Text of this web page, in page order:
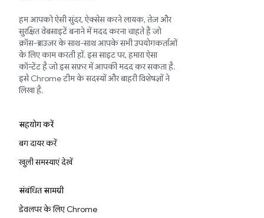
हम आपको ऐसी सुंदर, ऐक्सेस करने लायक, तेज़ और
सुरक्षित वेबसाइटें बनाने में मदद करना चाहते हैं जो
क्रॉस-ब्राउज़र के साथ-साथ आपके सभी उपयोगकर्ताओं
के लिए काम करती हों. इस साइट पर, हमारा ऐसा
कॉन्टेंट है जो इस सफ़र में आपकी मदद कर सकता है.
इसे Chrome टीम के सदस्यों और बाहरी विशेषज्ञों ने
लिखा है.
सहयोग करें
बग दायर करें
खुली समस्याएं देखें
संबंधित सामग्री
डेवलपर के लिए Chrome